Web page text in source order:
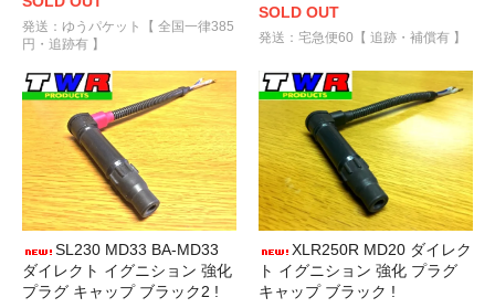
発送：ゆうパケット【 全国一律385
円・追跡有 】
SOLD OUT
発送：宅急便60【 追跡・補償有 】
SL230 MD33 BA-MD33
ダイレクト イグニション 強化
プラグ キャップ ブラック2 !
XLR250R MD20 ダイレク
ト イグニション 強化 プラグ
キャップ ブラック !